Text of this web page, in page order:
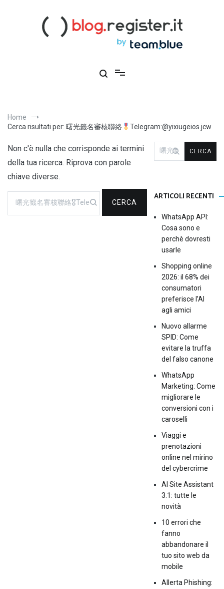
Home
Cerca risultati per: 曙光籤名審核聯絡
Telegram:@yixiugeios.jcw
Non c'è nulla che corrisponde ai termini
della tua ricerca. Riprova con parole
chiave diverse.
Ricerca
per:
Ricerca
per:
ARTICOLI RECENTI
WhatsApp API:
Cosa sono e
perchè dovresti
usarle
Shopping online
2026: il 68% dei
consumatori
preferisce l’AI
agli amici
Nuovo allarme
SPID: Come
evitare la truffa
del falso canone
WhatsApp
Marketing: Come
migliorare le
conversioni con i
caroselli
Viaggi e
prenotazioni
online nel mirino
del cybercrime
AI Site Assistant
3.1: tutte le
novità
10 errori che
fanno
abbandonare il
tuo sito web da
mobile
Allerta Phishing: